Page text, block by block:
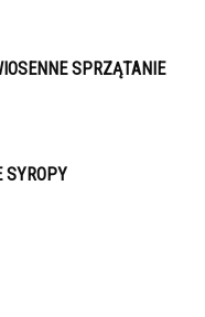
SPRZĄTANIE
SYROPY